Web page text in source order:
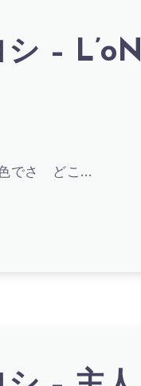
– L’oN
色でさ どこ…